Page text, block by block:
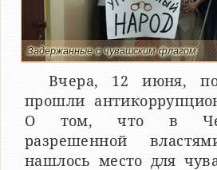
Задержанные с чувашским флагом
Вчера, 12 июня,
прошли
О том, что в
разрешенной
нашлось место для